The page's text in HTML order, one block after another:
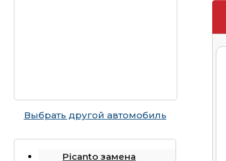
Выбрать другой автомобиль
Picanto замена